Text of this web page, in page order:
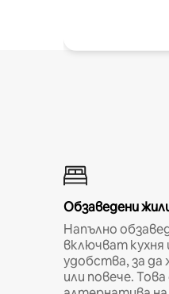
Обзаведени
Напълно
включват
удобства, за да
или повече.